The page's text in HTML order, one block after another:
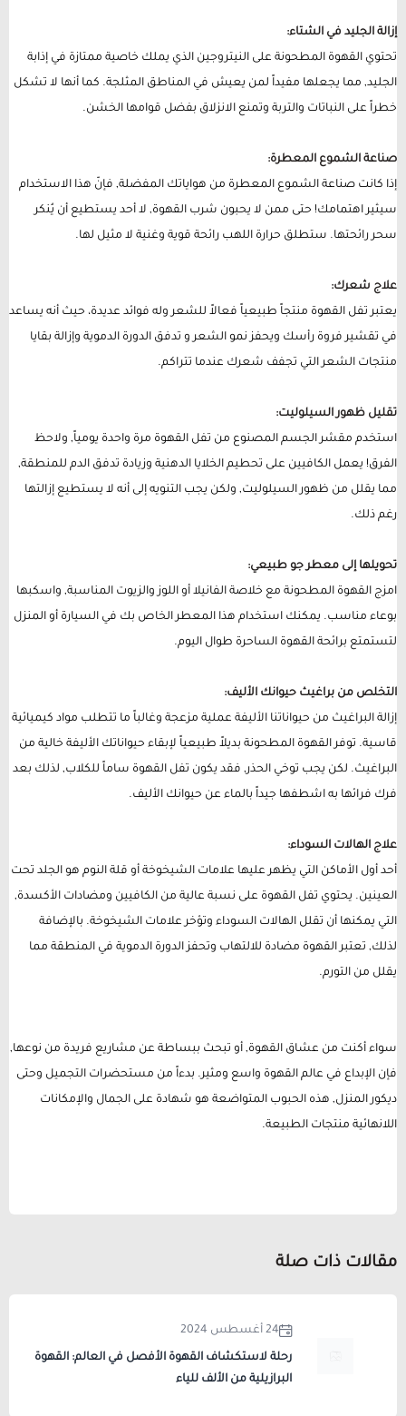
إزالة الجليد في الشتاء:
تحتوي القهوة المطحونة على النيتروجين الذي يملك خاصية ممتازة في إذابة
الجليد, مما يجعلها مفيداً لمن يعيش في المناطق المثلجة. كما أنها لا تشكل
خطراً على النباتات والتربة وتمنع الانزلاق بفضل قوامها الخشن.
صناعة الشموع المعطرة:
إذا كانت صناعة الشموع المعطرة من هواياتك المفضلة, فإنّ هذا الاستخدام
سيثير اهتمامك! حتى ممن لا يحبون شرب القهوة, لا أحد يستطيع أن يُنكر
سحر رائحتها. ستطلق حرارة اللهب رائحة قوية وغنية لا مثيل لها.
علاج شعرك:
يعتبر تفل القهوة منتجاً طبيعياً فعالاً للشعر وله فوائد عديدة، حيث أنه يساعد
في تقشير فروة رأسك ويحفز نمو الشعر و تدفق الدورة الدموية وإزالة بقايا
منتجات الشعر التي تجفف شعرك عندما تتراكم.
تقليل ظهور السيلوليت:
استخدم مقشر الجسم المصنوع من تفل القهوة مرة واحدة يومياً, ولاحظ
الفرق! يعمل الكافيين على تحطيم الخلايا الدهنية وزيادة تدفق الدم للمنطقة,
مما يقلل من ظهور السيلوليت, ولكن يجب التنويه إلى أنه لا يستطيع إزالتها
رغم ذلك.
تحويلها إلى معطر جو طبيعي:
امزج القهوة المطحونة مع خلاصة الفانيلا أو اللوز والزيوت المناسبة, واسكبها
بوعاء مناسب. يمكنك استخدام هذا المعطر الخاص بك في السيارة أو المنزل
لتستمتع برائحة القهوة الساحرة طوال اليوم.
التخلص من براغيث حيوانك الأليف:
إزالة البراغيث من حيواناتنا الأليفة عملية مزعجة وغالباً ما تتطلب مواد كيميائية
قاسية. توفر القهوة المطحونة بديلاً طبيعياً لإبقاء حيواناتك الأليفة خالية من
البراغيث. لكن يجب توخي الحذر, فقد يكون تفل القهوة ساماً للكلاب, لذلك بعد
فرك فرائها به اشطفها جيداً بالماء عن حيوانك الأليف.
علاج الهالات السوداء:
أحد أول الأماكن التي يظهر عليها علامات الشيخوخة أو قلة النوم هو الجلد تحت
العينين. يحتوي تفل القهوة على نسبة عالية من الكافيين ومضادات الأكسدة,
التي يمكنها أن تقلل الهالات السوداء وتؤخر علامات الشيخوخة. بالإضافة
لذلك, تعتبر القهوة مضادة للالتهاب وتحفز الدورة الدموية في المنطقة مما
يقلل من التورم.
سواء أكنت من عشاق القهوة, أو تبحث ببساطة عن مشاريع فريدة من نوعها,
فإن الإبداع في عالم القهوة واسع ومثير. بدءاً من مستحضرات التجميل وحتى
ديكور المنزل, هذه الحبوب المتواضعة هو شهادة على الجمال والإمكانات
اللانهائية منتجات الطبيعة.
مقالات ذات صلة
24 أغسطس 2024
رحلة لاستكشاف القهوة الأفصل في العالم: القهوة
البرازيلية من الألف للياء